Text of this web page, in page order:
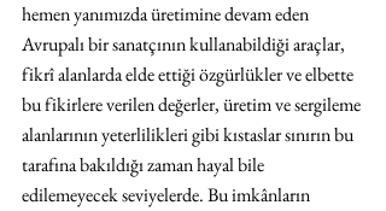
hemen yanımızda üretimine devam eden
Avrupalı bir sanatçının kullanabildiği araçlar,
fikrî alanlarda elde ettiği özgürlükler ve elbette
bu fikirlere verilen değerler, üretim ve sergileme
alanlarının yeterlilikleri gibi kıstaslar sınırın bu
tarafına bakıldığı zaman hayal bile
edilemeyecek seviyelerde. Bu imkânların